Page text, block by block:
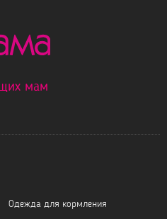
мам
Одежда для кормления